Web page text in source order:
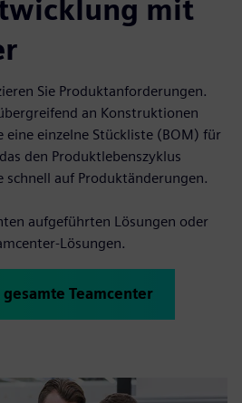
mit
Sie Produktanforderungen.
an Konstruktionen
eine einzelne Stückliste (BOM) für
den Produktlebenszyklus
schnell auf Produktänderungen.
aufgeführten Lösungen oder
Lösungen.
gesamte Teamcenter